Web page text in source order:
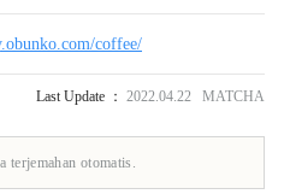
coffee/
Last Update ： 2022.04.22 MATCHA
otomatis.